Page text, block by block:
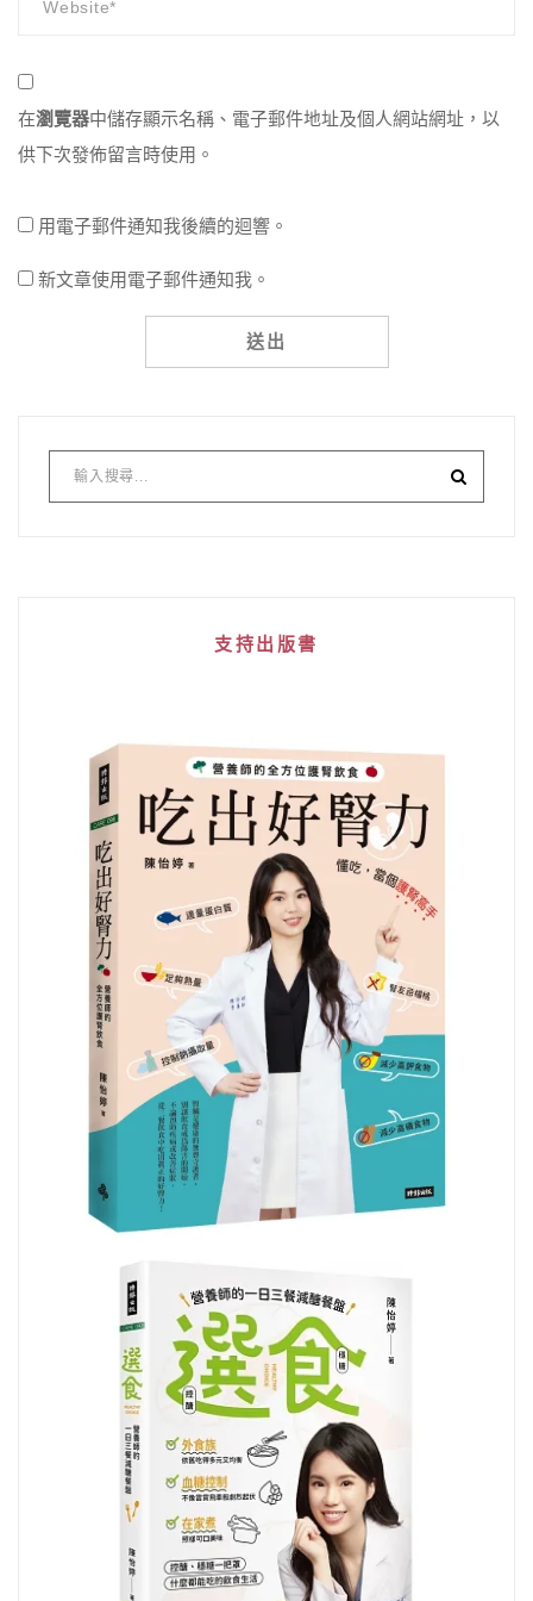
在瀏覽器中儲存顯示名稱、電子郵件地址及個人網站網址，以
供下次發佈留言時使用。
用電子郵件通知我後續的迴響。
新文章使用電子郵件通知我。
支持出版書